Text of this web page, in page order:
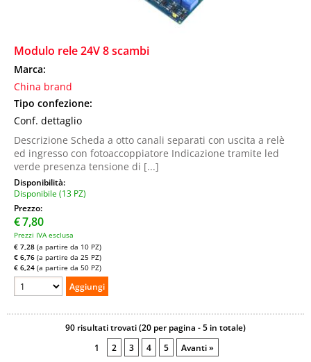
Modulo rele 24V 8 scambi
Marca:
China brand
Tipo confezione:
Conf. dettaglio
Descrizione Scheda a otto canali separati con uscita a relè
ed ingresso con fotoaccoppiatore Indicazione tramite led
verde presenza tensione di [...]
Disponibilità:
Disponibile (13 PZ)
Prezzo:
€7,80
Prezzi IVA esclusa
€ 7,28 (a partire da 10 PZ)
€ 6,76 (a partire da 25 PZ)
€ 6,24 (a partire da 50 PZ)
90 risultati trovati (20 per pagina - 5 in totale)
1
2 3 4 5 Avanti »